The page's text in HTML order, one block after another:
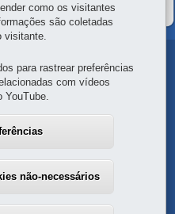
PÚBLICA
como os visitantes
são coletadas
visitante.
para rastrear preferências
com vídeos
YouTube.
não-necessários